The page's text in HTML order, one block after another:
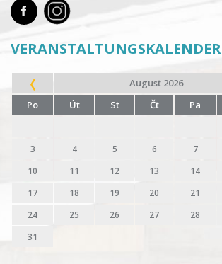
VERANSTALTUNGSKALENDER
August 2026
Po
Út St Čt Pa
3
4 5 6 7
10
11 12 13 14
17
18 19 20 21
24
25 26 27 28
31